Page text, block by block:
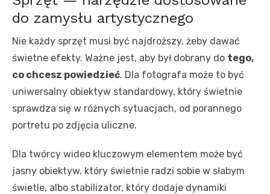
do zamysłu artystycznego
Nie każdy sprzęt musi być najdroższy, żeby dawać
świetne efekty. Ważne jest, aby był dobrany do tego,
co chcesz powiedzieć. Dla fotografa może to być
uniwersalny obiektyw standardowy, który świetnie
sprawdza się w różnych sytuacjach, od porannego
portretu po zdjęcia uliczne.
Dla twórcy wideo kluczowym elementem może być
jasny obiektyw, który świetnie radzi sobie w słabym
świetle, albo stabilizator, który dodaje dynamiki